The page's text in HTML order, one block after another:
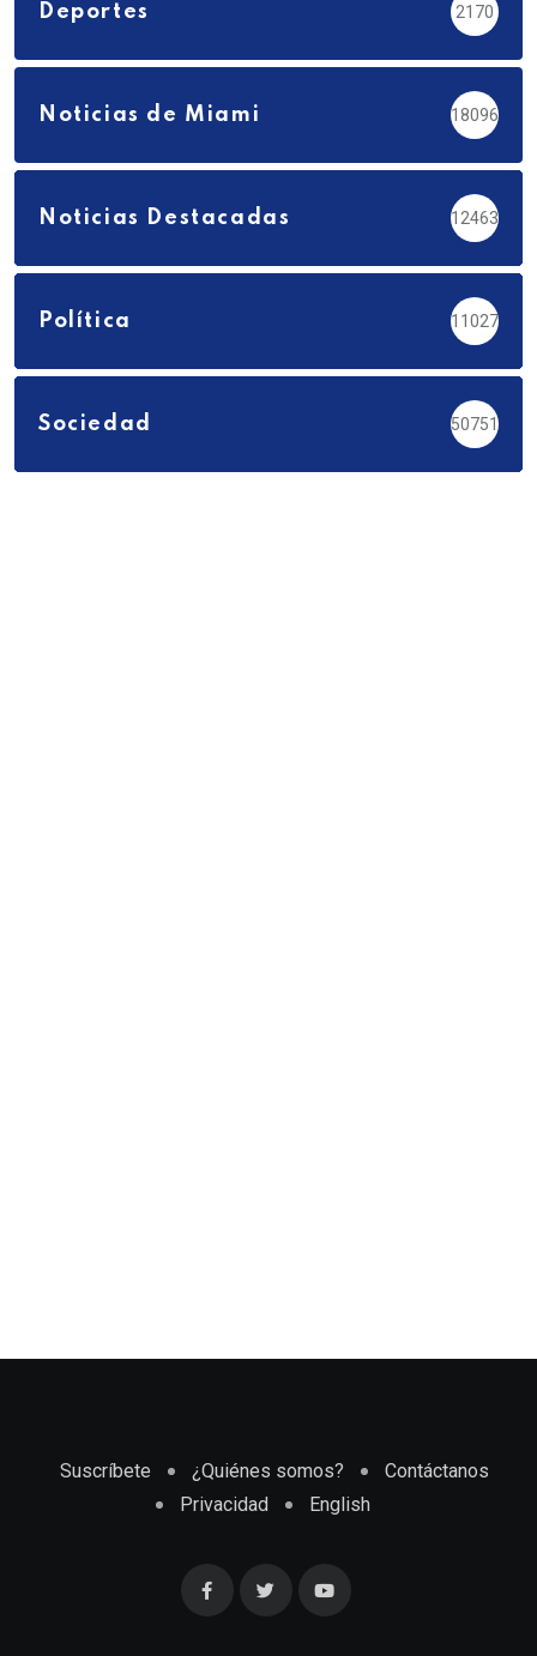
Deportes 2170
Noticias de Miami 18096
Noticias Destacadas 12463
Política 11027
Sociedad 50751
Suscríbete ¿Quiénes somos?
Contáctanos
Privacidad
English